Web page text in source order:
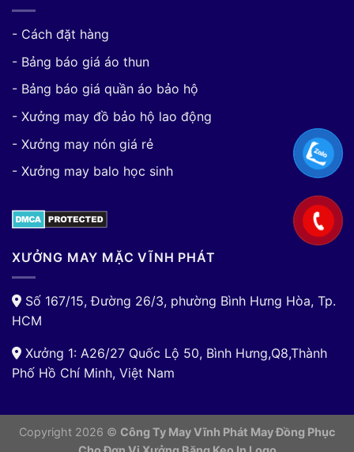
- Cách đặt hàng
- Bảng báo giá áo thun
- Bảng báo giá quần áo bảo hộ
- Xưởng may đồ bảo hộ lao động
- Xưởng may nón giá rẻ
- Xưởng may balo học sinh
XƯỞNG MAY MẶC VĨNH PHÁT
Số 167/15, Đường 26/3, phường Bình Hưng Hòa, Tp.
HCM
Xưởng 1: A26/27 Quốc Lộ 50, Bình Hưng,Q8,Thành
Phố Hồ Chí Minh, Việt Nam
Copyright 2026 © Công Ty May Vĩnh Phát May Đồng Phục